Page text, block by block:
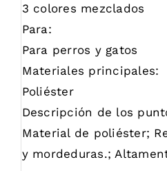
3 colores mezclados
Para:
Para perros y gatos
Materiales principales:
Poliéster
Descripción de los
Material de poliéster;
y mordeduras.;